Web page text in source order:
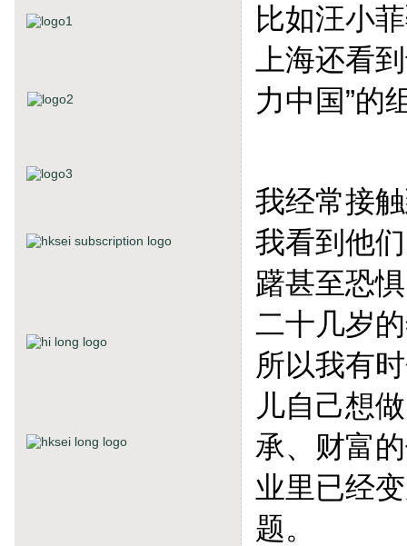
比如汪小
上海还看
力中国”的
我经常接
我看到他
躇甚至恐
二十几岁
所以我有
儿自己想
承、财富
业里已经
题。